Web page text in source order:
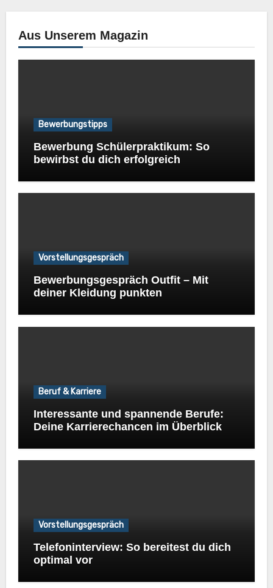
Aus Unserem Magazin
Bewerbungstipps
Bewerbung Schülerpraktikum: So
bewirbst du dich erfolgreich
Vorstellungsgespräch
Bewerbungsgespräch Outfit – Mit
deiner Kleidung punkten
Beruf & Karriere
Interessante und spannende Berufe:
Deine Karrierechancen im Überblick
Vorstellungsgespräch
Telefoninterview: So bereitest du dich
optimal vor